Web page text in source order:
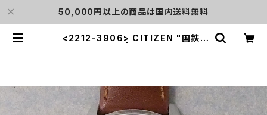
50,000円以上の商品は国内送料無料
<2212-3906> CITIZEN "国鉄"